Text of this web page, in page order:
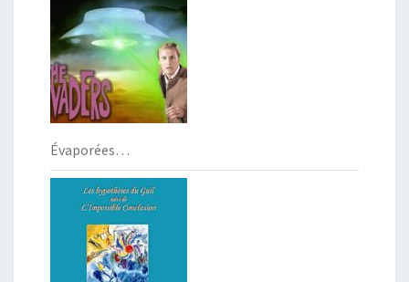
Évaporées…